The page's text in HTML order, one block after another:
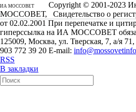
ИА МОССОВЕТ
Copyright © 2001-2023
МОССОВЕТ, Свидетельство о
от 02.02.2001 При перепечатке и
гиперссылка на ИА МОССОВЕТ
125009, Москва, ул. Тверская, 7, а/я
903 772 39 20 E-mail:
RSS
В закладки